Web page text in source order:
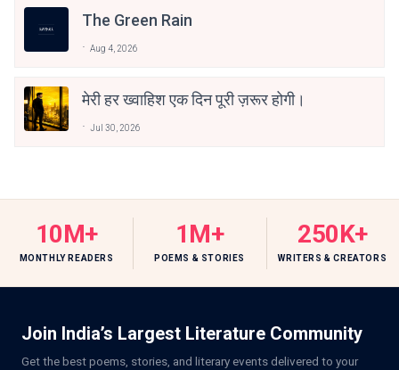
The Green Rain
Aug 4, 2026
मेरी हर ख्वाहिश एक दिन पूरी ज़रूर होगी।
Jul 30, 2026
10M+
MONTHLY READERS
1M+
POEMS & STORIES
250K+
WRITERS & CREATORS
Join India’s Largest Literature Community
Get the best poems, stories, and literary events delivered to your